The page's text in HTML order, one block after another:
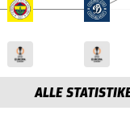
ALLE